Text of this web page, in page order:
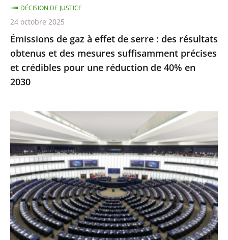
obtenus
et
des
mesures
suffisamment
précises
crédibles
pour
une
réduction
de
40%
en
2030
Émissions de gaz à effet de serre : des résultats
obtenus et des mesures suffisamment précises
et crédibles pour une réduction de 40% en
2030
DÉCISION DE JUSTICE
24 octobre 2025
Inéligibilité
avec
exécution
provisoire
:
seule
une
condamnation
définitive